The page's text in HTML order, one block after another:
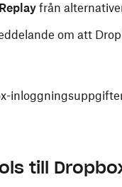
från
om att
till